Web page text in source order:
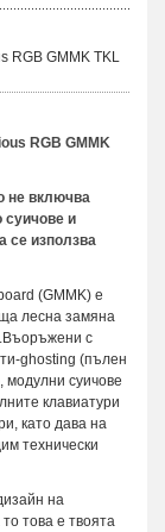
RGB GMMK TKL
RGB GMMK
не включва
суичове и
се използва
(GMMK) е
лесна замяна
с
ghosting (пълен
модулни суичове
клавиатури
като дава на
технически
на
това е твоята